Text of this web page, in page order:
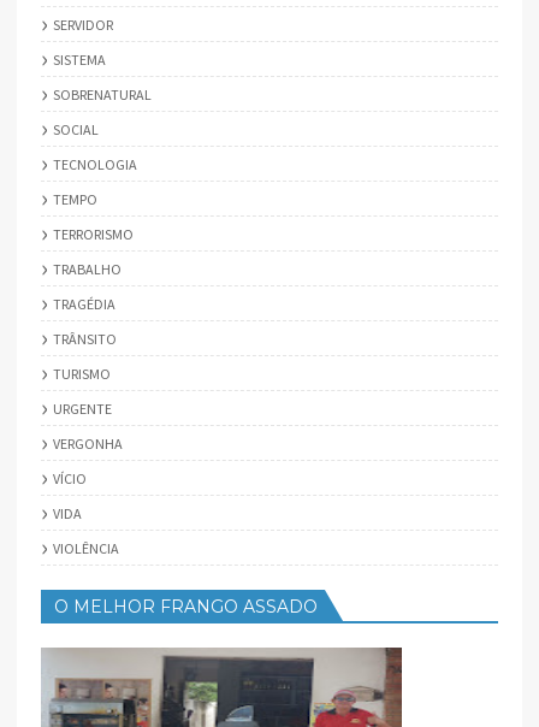
SERVIDOR
SISTEMA
SOBRENATURAL
SOCIAL
TECNOLOGIA
TEMPO
TERRORISMO
TRABALHO
TRAGÉDIA
TRÂNSITO
TURISMO
URGENTE
VERGONHA
VÍCIO
VIDA
VIOLÊNCIA
O MELHOR FRANGO ASSADO